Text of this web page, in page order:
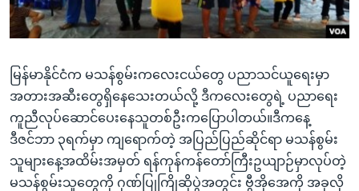
သို့
ကျော်
ရန်
ရှာဖွေ
ရန်
နေရာ
သို့
ကျော်
ဗွီအိုအေ လူမှုကွန်ယက်များ
ဘာသာစကားများ
မြန်မာနိုင်ငံက မသန်စွမ်းကလေးငယ်တွေ ပညာသင်ယူရေးမှာ
အတားအဆီးတွေရှိနေသေးတယ်လို့ ဒီကလေးတွေရဲ့ ပညာရေး
ကူညီလုပ်ဆောင်ပေးနေသူတစ်ဦးကပြောပါတယ်။ဒီကနေ့
ဒီဇင်ဘာ ၃ရက်မှာ ကျရောက်တဲ့ အပြည်ပြည်ဆိုင်ရာ မသန်စွမ်း
သူများနေ့အထိမ်းအမှတ် ရန်ကုန်ကန်တော်ကြီးဥယျာဉ်မှာလုပ်တဲ့
မသန်စွမ်းသူတွေကို ဂုဏ်ပြုကြိုဆိုပွဲအတွင်း ဗွီအိုအေကို အခုလို